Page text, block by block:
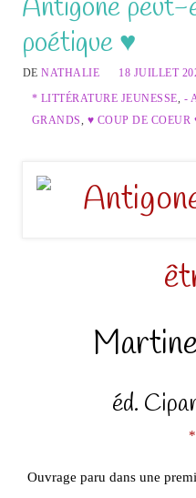
poétique ♥
DENATHALIE
18 JUILLET
* LITTÉRATURE JEUNESSE -
GRANDS
♥ COUP DE COEUR
éd.
Ouvrage paru dans une